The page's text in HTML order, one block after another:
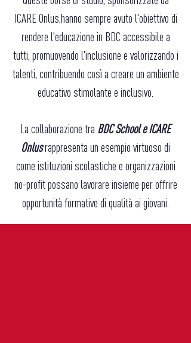
ICARE Onlus,hanno sempre avuto l'obiettivo di
rendere l'educazione in BDC accessibile a
tutti, promuovendo l'inclusione e valorizzando i
talenti, contribuendo così a creare un ambiente
educativo stimolante e inclusivo.
La collaborazione tra BDC School e ICARE
Onlusrappresenta un esempio virtuoso di
come istituzioni scolastiche e organizzazioni
no-profit possano lavorare insieme per offrire
opportunità formative di qualità ai giovani.